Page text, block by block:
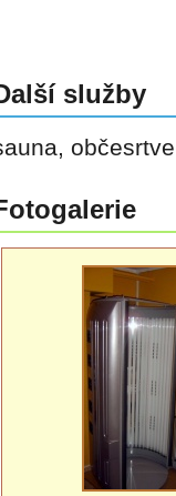
služby